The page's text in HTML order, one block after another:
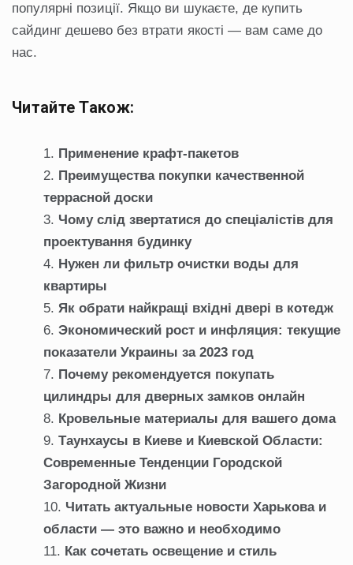
популярні позиції. Якщо ви шукаєте, де купить
сайдинг дешево без втрати якості — вам саме до
нас.
Читайте Також:
Применение крафт-пакетов
Преимущества покупки качественной
террасной доски
Чому слід звертатися до спеціалістів для
проектування будинку
Нужен ли фильтр очистки воды для
квартиры
Як обрати найкращі вхідні двері в котедж
Экономический рост и инфляция: текущие
показатели Украины за 2023 год
Почему рекомендуется покупать
цилиндры для дверных замков онлайн
Кровельные материалы для вашего дома
Таунхаусы в Киеве и Киевской Области:
Современные Тенденции Городской
Загородной Жизни
Читать актуальные новости Харькова и
области — это важно и необходимо
Как сочетать освещение и стиль